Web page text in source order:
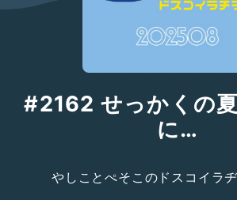
#2162 せっかくの
に…
やしことぺそこのドスコイラ